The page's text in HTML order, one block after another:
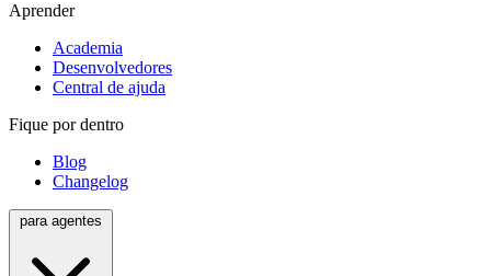
Aprender
Academia
Desenvolvedores
Central de ajuda
Fique por dentro
Blog
Changelog